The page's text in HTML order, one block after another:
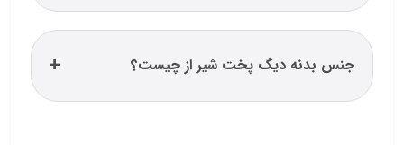
جنس بدنه دیگ پخت شیر از چیست؟